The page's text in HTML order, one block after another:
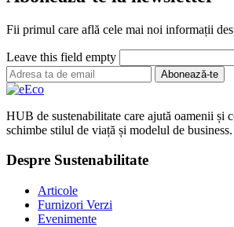
Fii primul care află cele mai noi informații
Leave this field empty
Abonează-te
HUB de sustenabilitate care ajută oamenii și
schimbe stilul de viață și modelul de business.
Despre Sustenabilitate
Articole
Furnizori Verzi
Evenimente